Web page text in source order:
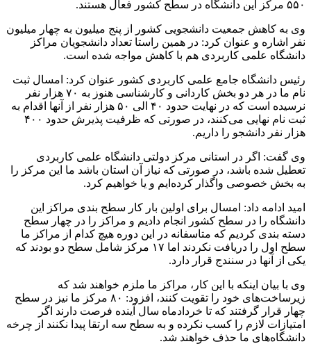
۵۵۰ مرکز این دانشگاه در سطح کشور فعال هستند.
وی به کاهش جمعیت دانشجویی کشور از پنج میلیون به چهار میلیون
نفر اشاره و عنوان کرد: در همین راستا تعداد دانشجویان مراکز
دانشگاه علمی کاربردی هم با کاهش مواجه شده است.
رئیس دانشگاه جامع علمی کاربردی کشور عنوان کرد: امسال ثبت
نام ما در هر دو بخش کاردانی و کارشناسی هنوز به ۷۰ هزار نفر
نرسیده است که در نهایت حدود ۴۰ الی ۵۰ هزار نفر از آنها اقدام به
ثبت نام نهایی می‌کنند، در صورتی که ظرفیت پذیرش حدود ۴۰۰
هزار نفر دانشجو را داریم.
وی گفت: اگر در استانی مرکز دولتی دانشگاه علمی کاربردی
تعطیل شده باشد، در صورتی که نیاز آن استان باشد ما این مرکز را
به بخش خصوصی واگذار کرده‌ایم و یا خواهیم کرد.
امید ادامه داد: امسال برای اولین بار کار سطح بندی مراکز این
دانشگاه را در سطح کشور انجام دادیم و مراکز را در چهار سطح
دسته بندی کردیم که متاسفانه در این دوره هیچ کدام از مراکز ما
سطح اول را دریافت نکردند اما ۱۷ مرکز شامل سطح دو بودند که
یکی از آنها در سنندج قرار دارد.
وی با بیان اینکه با این کار، مراکز ما ملزم خواهند شد که
زیرساخت‌های خود را تقویت کنند، افزود: ۸۰ مرکز ما نیز در سطح
چهار قرار گرفتند که تا خردادماه سال آینده فرصت دارند اگر
امتیازات لازم را کسب نکرده و به سطح سه ارتقا پیدا نکنند از چرخه
دانشگاه‌های ما حذف خواهند شد.